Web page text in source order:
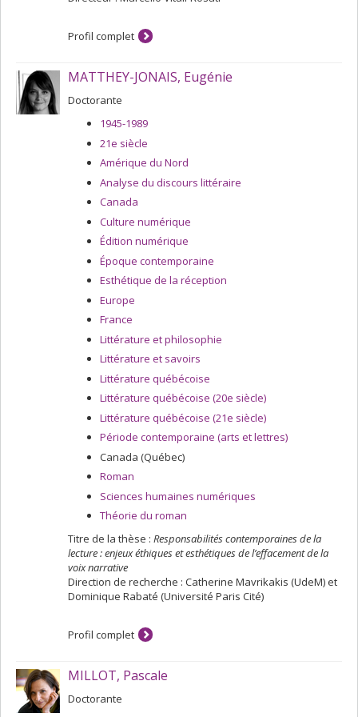
duquel plusieurs mémoires ou traces mémorielles
la mémoire préalable de l’auteur pour nourrir l’écriture.
L’objectif de ma thèse est d’étudier comment cette
mémoire composite se construit et comment elle s’écrit.
Profil complet
MATTHEY-JONAIS, Eugénie
Doctorante
1945-1989
21e siècle
Amérique du Nord
Analyse du discours littéraire
Canada
Culture numérique
Édition numérique
Époque contemporaine
Esthétique de la réception
Europe
France
Littérature et philosophie
Littérature et savoirs
Littérature québécoise
Littérature québécoise (20e siècle)
Littérature québécoise (21e siècle)
Période contemporaine (arts et lettres)
Canada (Québec)
Roman
Sciences humaines numériques
Théorie du roman
Titre de la thèse : Responsabilités contemporaines de la
lecture : enjeux éthiques et esthétiques de l’effacement de la
voix narrative
Direction de recherche : Catherine Mavrikakis (UdeM) et
Dominique Rabaté (Université Paris Cité)
Profil complet
MILLOT, Pascale
Doctorante